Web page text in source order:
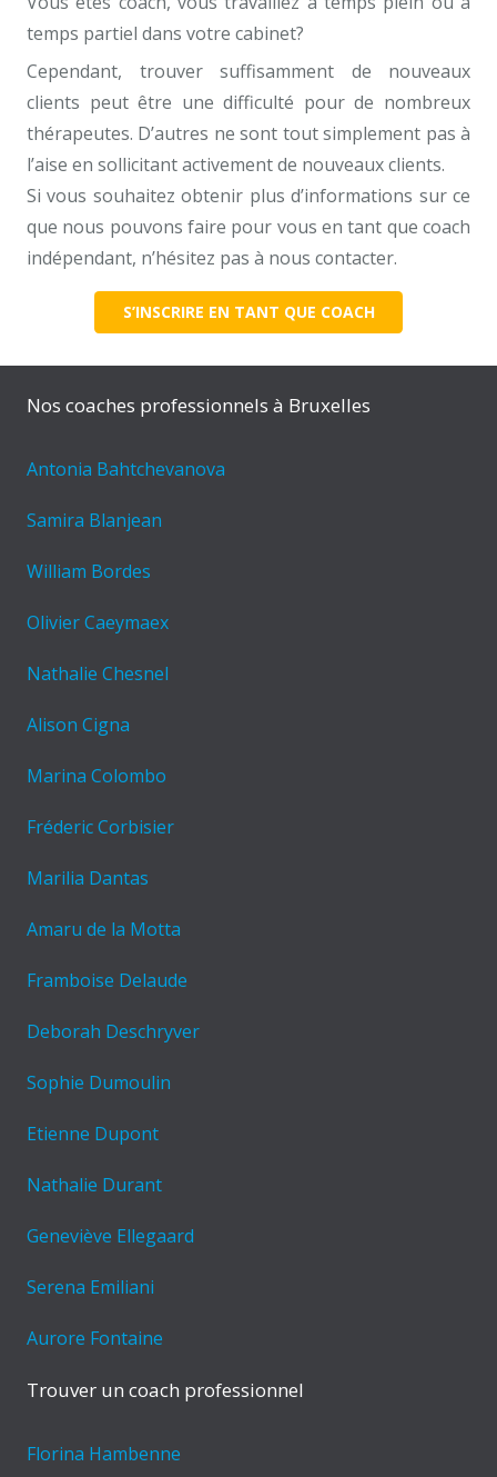
temps partiel dans votre cabinet?
Cependant, trouver suffisamment de nouveaux
clients peut être une difficulté pour de nombreux
thérapeutes. D’autres ne sont tout simplement pas à
l’aise en sollicitant activement de nouveaux clients.
Si vous souhaitez obtenir plus d’informations sur ce
que nous pouvons faire pour vous en tant que coach
indépendant, n’hésitez pas à nous contacter.
S’INSCRIRE EN TANT QUE COACH
Nos coaches professionnels à Bruxelles
Antonia Bahtchevanova
Samira Blanjean
William Bordes
Olivier Caeymaex
Nathalie Chesnel
Alison Cigna
Marina Colombo
Fréderic Corbisier
Marilia Dantas
Amaru de la Motta
Framboise Delaude
Deborah Deschryver
Sophie Dumoulin
Etienne Dupont
Nathalie Durant
Geneviève Ellegaard
Serena Emiliani
Aurore Fontaine
Trouver un coach professionnel
Florina Hambenne